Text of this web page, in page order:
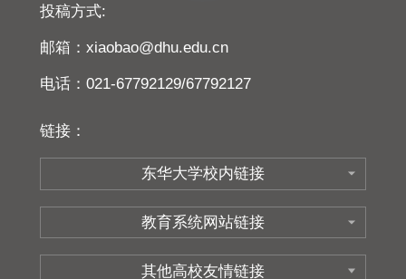
投稿方式:
邮箱：xiaobao@dhu.edu.cn
电话：021-67792129/67792127
链接：